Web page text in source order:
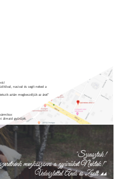
nasival és segít neked a
aztán megbeszéljük az árat"
álmaid gyűrűjét.
"Sziasztok!
megköszönni a gyűrűket Nektek!"
Üdvözlettel Andi és Zsolt